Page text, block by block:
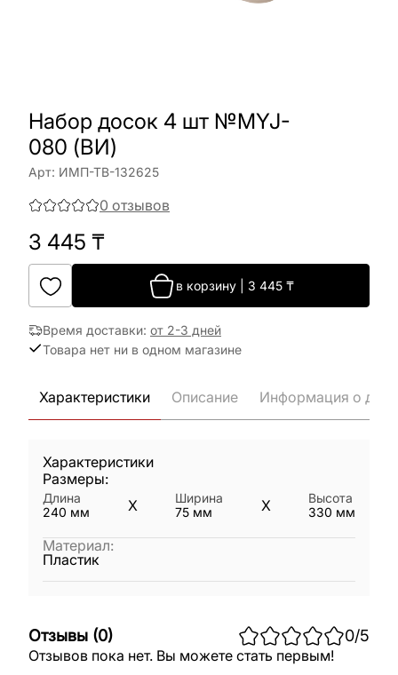
Набор досок 4 шт №MYJ-
080 (ВИ)
Арт: ИМП-ТВ-132625
0 отзывов
3 445 ₸
в корзину 3 445 ₸
Время доставки: от 2-3 дней
Товара нет ни в одном магазине
Характеристики Описание Информация о
Характеристики
Размеры:
Длина
240 мм X
Ширина
75 мм X
Высота
330 мм
Материал:
Пластик
Отзывы (0) 0/5
Отзывов пока нет. Вы можете стать первым!